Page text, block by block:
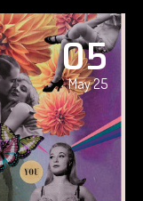
05
May 25